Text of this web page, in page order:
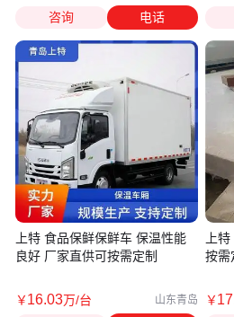
咨询 电话
上特 食品保鲜保鲜车 保温性能
良好 厂家直供可按需定制
￥16.03万/台 山东青岛
上
按需
￥17